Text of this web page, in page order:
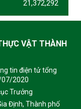
21,372,292
VẬT THÀNH
tin điện tử tổng
07/2020
Trưởng
Định, Thành phố